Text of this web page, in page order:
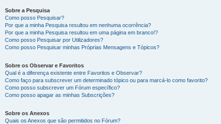
Sobre a Pesquisa
Como posso Pesquisar?
Por que a minha Pesquisa resultou em nenhuma ocorrência?
Por que a minha Pesquisa resultou em uma página em branco!?
Como posso Pesquisar por Utilizadores?
Como posso Pesquisar minhas Próprias Mensagens e Tópicos?
Sobre os Observar e Favoritos
Qual é a diferença existente entre Favoritos e Observar?
Como faço para subscrever um determinado tópico ou para marcá-lo como favorito?
Como posso subscrever um Fórum específico?
Como posso apagar as minhas Subscrições?
Sobre os Anexos
Quais os Anexos que são permitidos no Fórum?